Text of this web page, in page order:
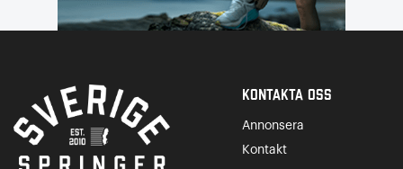
Kontakta Oss
Annonsera
Kontakt